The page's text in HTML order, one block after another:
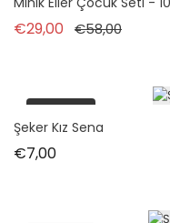
€29,00 Normal fiyat
€58,00Fiyat
tükendi
Şeker Kız Sena
€7,00Fiyat